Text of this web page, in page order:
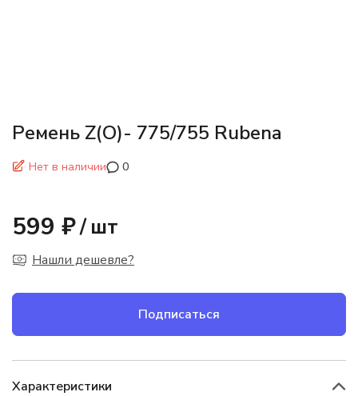
Ремень Z(О)- 775/755 Rubena
Нет в наличии 0
599 ₽/ шт
Нашли дешевле?
Подписаться
Характеристики